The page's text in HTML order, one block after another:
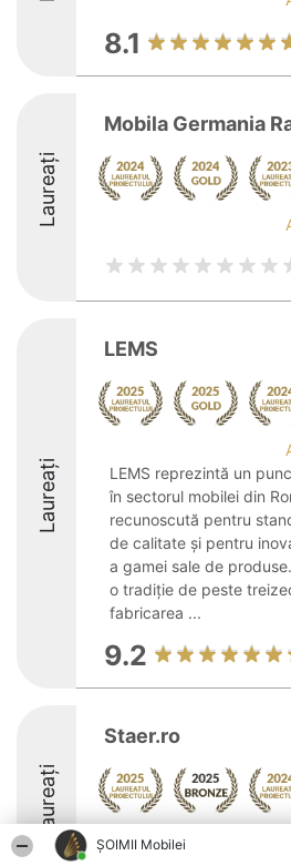
ȘOIMII Mobilei
8.1
Laureați
Mobila Germania
Laureați
LEMS
LEMS reprezintă un
în sectorul mobilei din
recunoscută pentru
de calitate și pentru
a gamei sale de
o tradiție de peste
fabricarea ...
9.2
Laureați
Staer.ro